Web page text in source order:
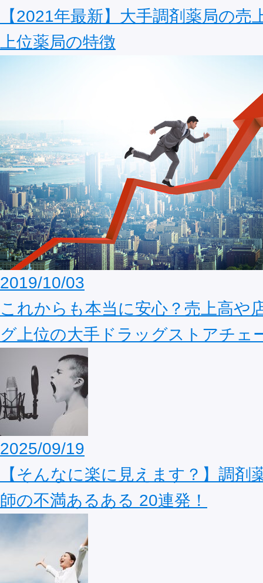
【2021年最新】大手調剤薬局の売
上位薬局の特徴
2019/10/03
これからも本当に安心？売上高や
グ上位の大手ドラッグストアチェ
2025/09/19
【そんなに楽に見えます？】調剤
師の不満あるある 20連発！